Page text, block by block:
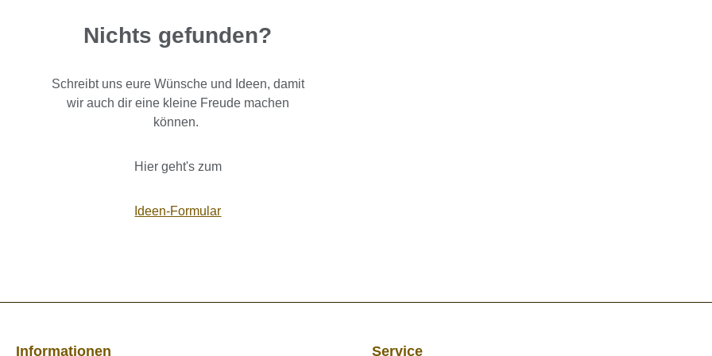
Nichts gefunden?
Schreibt uns eure Wünsche und Ideen, damit
wir auch dir eine kleine Freude machen
können.
Hier geht's zum
Ideen-Formular
Informationen Service